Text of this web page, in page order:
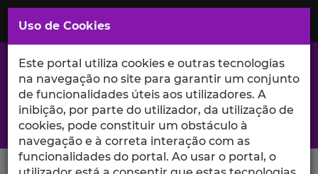
Saltar
para
Conteúdo
Principal
A excelência da investigação e ciência no Iscte
Search Button
Uso de Cookies
Este portal utiliza cookies e outras tecnologias
na navegação no site para garantir um conjunto
de funcionalidades úteis aos utilizadores. A
inibição, por parte do utilizador, da utilização de
cookies, pode constituir um obstáculo à
navegação e à correta interação com as
funcionalidades do portal. Ao usar o portal, o